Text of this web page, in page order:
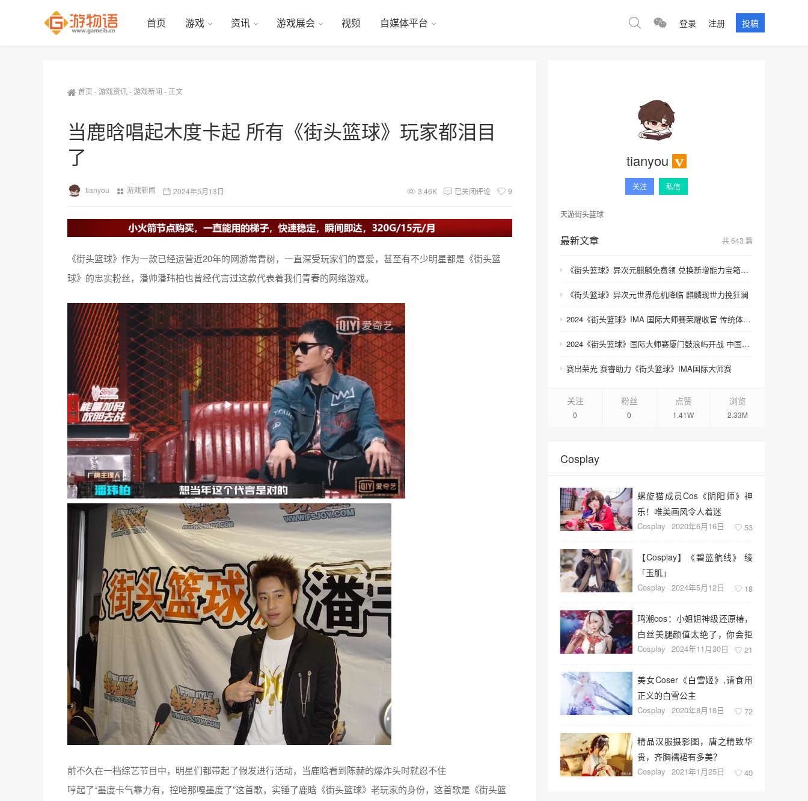
首页 游戏 资讯 游戏展会 视频 自媒体平台 登录 注册 投稿
首页 -游戏资讯-游戏新闻 - 正文
当鹿晗唱起木度卡起 所有《街头篮球》玩家都泪目
了
tianyou 游戏新闻 2024年5月13日 3.46K 已关闭评论 9
《街头篮球》作为一款已经运营近20年的网游常青树，一直深受玩家们的喜爱，甚至有不少明星都是《街头篮
球》的忠实粉丝，潘帅潘玮柏也曾经代言过这款代表着我们青春的网络游戏。
前不久在一档综艺节目中，明星们都带起了假发进行活动，当鹿晗看到陈赫的爆炸头时就忍不住
哼起了“墨度卡气靠力有，控哈那嘎墨度了”这首歌，实锤了鹿晗《街头篮球》老玩家的身份，这首歌是《街头篮
tianyou
关注 私信
天游街头篮球
最新文章 共 643 篇
《街头篮球》异次元麒麟免费领 兑换新增能力宝箱和契约书
《街头篮球》异次元世界危机降临 麒麟现世力挽狂澜
2024《街头篮球》IMA 国际大师赛荣耀收官 传统体育电竞迎来新契机
2024《街头篮球》国际大师赛厦门鼓浪屿开战 中国队团体赛夺魁
赛出荣光 赛睿助力《街头篮球》IMA国际大师赛
关注
0
粉丝
0
点赞
1.41W
浏览
2.33M
Cosplay
螺旋猫成员Cos《阴阳师》神
乐！唯美画风令人着迷
Cosplay 2020年6月16日 53
【Cosplay】《​碧蓝航线》 绫
「玉肌」
Cosplay 2024年5月12日 18
鸣潮cos：小姐姐神级还原椿，
白丝美腿颜值太绝了，你会拒
绝她的邀请吗？
Cosplay 2024年11月30日 21
美女Coser《白雪姬》,请食用
正义的白雪公主
Cosplay 2020年8月18日 72
精品汉服摄影图，唐之精致华
贵，齐胸襦裙有多美？
Cosplay 2021年1月25日 40